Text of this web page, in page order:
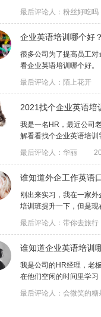
最后评论人：粉丝好吃吗
企业英语培训哪个好
很多公司为了提高员工
看企业英语培训哪个好。
最后评论人：陌上花开
2021找个企业英语培
我是一名HR，最近公司
解看看找个企业英语培训
最后评论人：华丽
谁知道外企工作英语
刚出来实习，我在一家
培训班提升一下，但是现
最后评论人：带你去旅行
谁知道企业英语培训
我是公司的HR经理，老
在他们空闲的时间里学习
最后评论人：会微笑的糖